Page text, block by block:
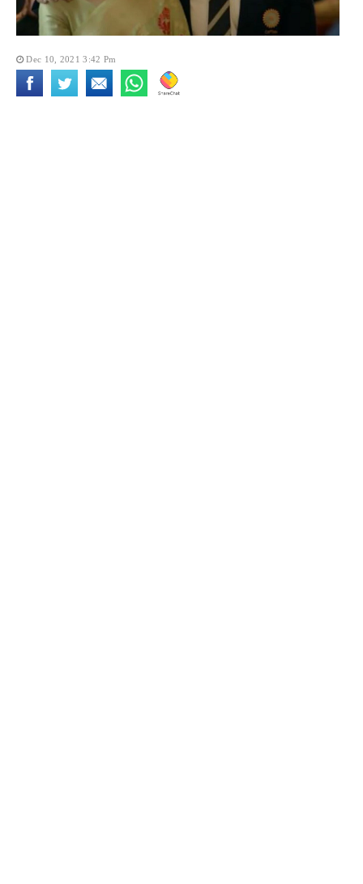
Dec 10, 2021 3:42 Pm